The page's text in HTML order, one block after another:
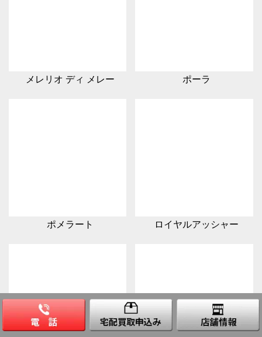
メレリオ ディ メレー ポーラ
ポメラート ロイヤルアッシャー